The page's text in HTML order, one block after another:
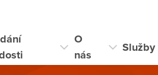
O
nás
Služby